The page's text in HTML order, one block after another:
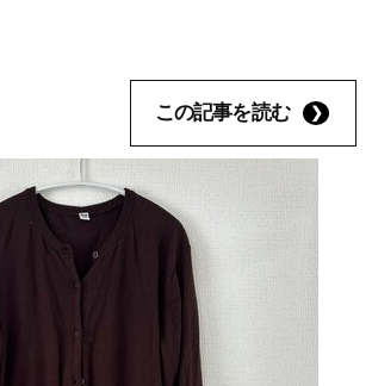
この記事を読む